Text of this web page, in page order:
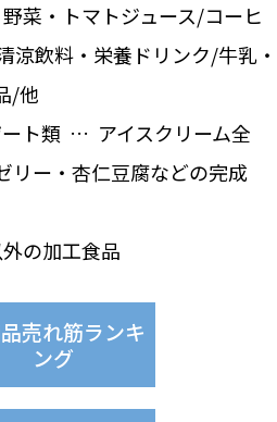
・トマトジュース/コーヒ
涼飲料・栄養ドリンク/牛乳・
/他
ト類 … アイスクリーム全
リー・杏仁豆腐などの完成
の加工食品
売れ筋ランキ
ング